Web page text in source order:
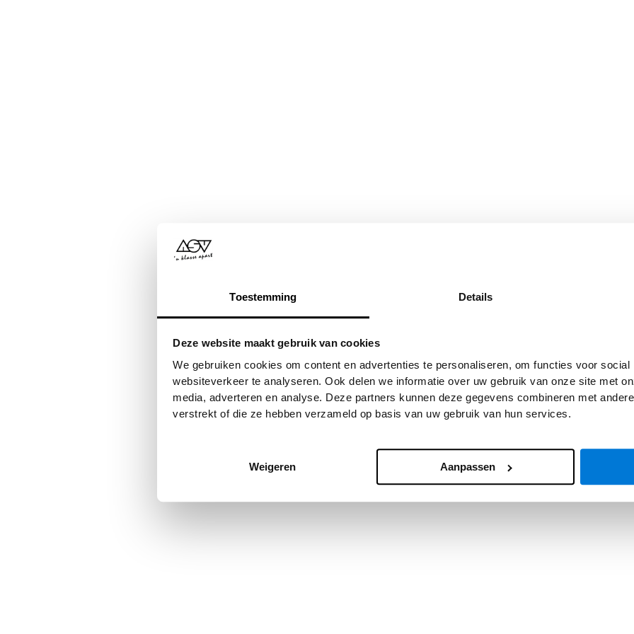
Toestemming Details
Deze website maakt gebruik van cookies
We gebruiken cookies om content en advertenties te personaliseren, om functies voor
websiteverkeer te analyseren. Ook delen we informatie over uw gebruik van onze site met
media, adverteren en analyse. Deze partners kunnen deze gegevens combineren met
verstrekt of die ze hebben verzameld op basis van uw gebruik van hun services.
Weigeren Aanpassen
Application error: aclient-side exception has occurred while loadingwww.asv.nl(see the